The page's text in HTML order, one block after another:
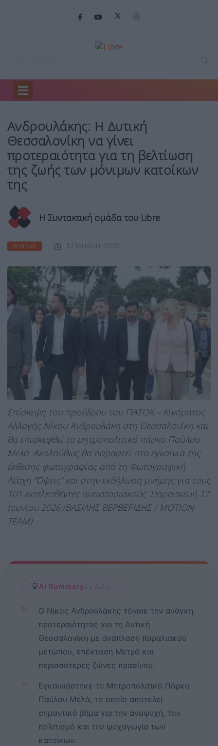
Home
Ανδρουλάκης: Η Δυτική
Θεσσαλονίκη να γίνει
προτεραιότητα για τη βελτίωση
της ζωής των μόνιμων κατοίκων
της
Η Συντακτική ομάδα του Libre
ΠΟΛΙΤΙΚΉ 12 Ιουνίου, 2026
Επίσκεψη του προέδρου του ΠΑΣΟΚ – Κινήματος
Αλλαγής Νίκου Ανδρουλάκη στη Θεσσαλονίκη και
θα επισκεφθεί το μητροπολιτικό πάρκο Παύλου
Μελά. Ακολούθως θα παραστεί στα εγκαίνια της
έκθεσης φωτογραφίας από τη Φωτογραφική
Λέσχη “Όψεις” και στην εκδήλωση μνήμης για τους
101 εκτελεσθέντες αντιστασιακούς. Παρασκευή 12
Ιουνίου 2026 (ΒΑΣΙΛΗΣ ΒΕΡΒΕΡΙΔΗΣ / MOTION
TEAM)
💡AI Summary by Libre
✨
Ο Νίκος Ανδρουλάκης τόνισε την ανάγκη
προτεραιότητας για τη Δυτική
Θεσσαλονίκη με ανάπλαση παραλιακού
μετώπου, επέκταση Μετρό και
περισσότερες ζώνες πρασίνου.
✨
Εγκαινιάστηκε το Μητροπολιτικό Πάρκο
Παύλου Μελά, το οποίο αποτελεί
σημαντικό βήμα για την αναψυχή, τον
πολιτισμό και την ψυχαγωγία των
κατοίκων.